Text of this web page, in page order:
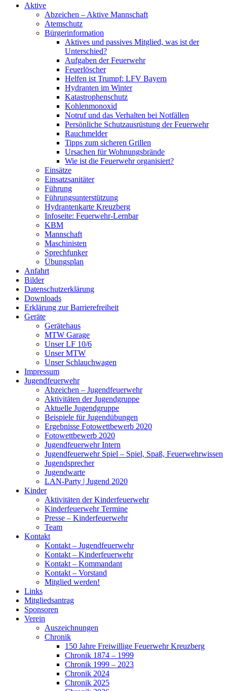
Aktive
Abzeichen – Aktive Mannschaft
Atemschutz
Bürgerinformation
Aktives und passives Mitglied, was ist der
Unterschied?
Aufgaben der Feuerwehr
Feuerlöscher
Helfen ist Trumpf: LFV Bayern
Hydranten im Winter
Katastrophenschutz
Kohlenmonoxid
Notruf und das Verhalten bei Notfällen
Persönliche Schutzausrüstung der Feuerwehr
Rauchmelder
Tipps zum sicheren Grillen
Ursachen für Wohnungsbrände
Wie ist die Feuerwehr organisiert?
Einsätze
Einsatzsanitäter
Führung
Führungsunterstützung
Hydrantenkarte Kreuzberg
Infoseite: Feuerwehr-Lernbar
KBM
Mannschaft
Maschinisten
Sprechfunker
Übungsplan
Anfahrt
Bilder
Datenschutzerklärung
Downloads
Erklärung zur Barriere­frei­heit
Geräte
Gerätehaus
MTW Garage
Unser LF 10/6
Unser MTW
Unser Schlauchwagen
Impressum
Jugendfeuerwehr
Abzeichen – Jugendfeuerwehr
Aktivitäten der Jugendgruppe
Aktuelle Jugendgruppe
Beispiele für Jugendübungen
Ergebnisse Fotowettbewerb 2020
Fotowettbewerb 2020
Jugendfeuerwehr Intern
Jugendfeuerwehr Spiel – Spiel, Spaß, Feuerwehrwissen
Jugendsprecher
Jugendwarte
LAN-Party | Jugend 2020
Kinder
Aktivitäten der Kinderfeuerwehr
Kinderfeuerwehr Termine
Presse – Kinderfeuerwehr
Team
Kontakt
Kontakt – Jugendfeuerwehr
Kontakt – Kinderfeuerwehr
Kontakt – Kommandant
Kontakt – Vorstand
Mitglied werden!
Links
Mitgliedsantrag
Sponsoren
Verein
Auszeichnungen
Chronik
150 Jahre Freiwillige Feuerwehr Kreuzberg
Chronik 1874 – 1999
Chronik 1999 – 2023
Chronik 2024
Chronik 2025